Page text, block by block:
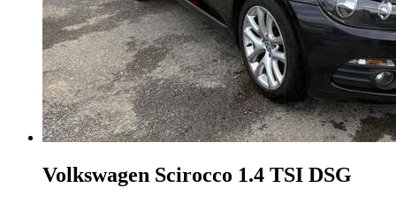
Volkswagen Scirocco 1.4 TSI DSG